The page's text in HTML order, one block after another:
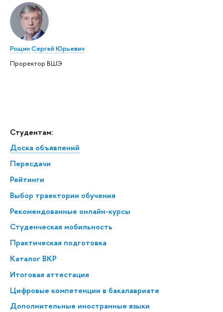
Студентам:
Доска объявлений
Пересдачи
Рейтинги
Выбор траектории обучения
Рекомендованные онлайн-курсы
Студенческая мобильность
Практическая подготовка
Каталог ВКР
Итоговая аттестация
Цифровые компетенции в бакалавриате
Дополнительные иностранные языки
Рощин Сергей Юрьевич
Проректор ВШЭ